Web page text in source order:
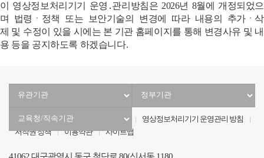
이 영상정보처리기기 운영 ․관리방침은 2026년 8월에 개정되었으
며 법령ㆍ정책 또는 보안기술의 변경에 따라 내용의 추가ㆍ삭
제 및 수정이 있을 시에는 본 기관 홈페이지를 통해 변경사유 및 내
용 등을 공지하도록 하겠습니다.
교육서비스헌장 개인정보 처리방침
영상정보처리기기 운영관리 방침
저작권 정책
이용약관 사이트맵
선
관
선